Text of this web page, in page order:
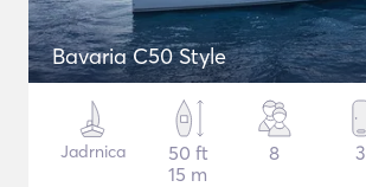
Bavaria C50 Style
Jadrnica
50 ft
15 m
8 3